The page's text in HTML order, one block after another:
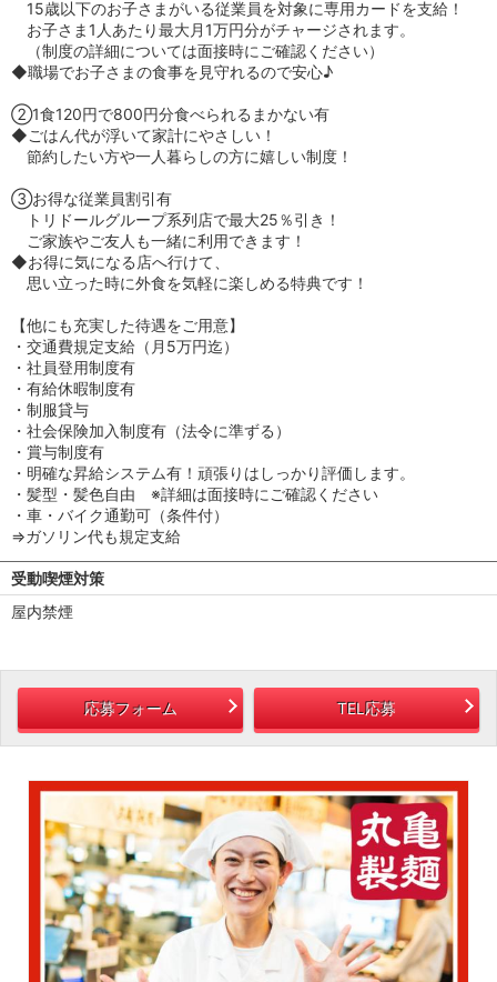
15歳以下のお子さまがいる従業員を対象に専用カードを支給！
お子さま1人あたり最大月1万円分がチャージされます。
（制度の詳細については面接時にご確認ください）
◆職場でお子さまの食事を見守れるので安心♪
②1食120円で800円分食べられるまかない有
◆ごはん代が浮いて家計にやさしい！
節約したい方や一人暮らしの方に嬉しい制度！
③お得な従業員割引有
トリドールグループ系列店で最大25％引き！
ご家族やご友人も一緒に利用できます！
◆お得に気になる店へ行けて、
思い立った時に外食を気軽に楽しめる特典です！
【他にも充実した待遇をご用意】
・交通費規定支給（月5万円迄）
・社員登用制度有
・有給休暇制度有
・制服貸与
・社会保険加入制度有（法令に準ずる）
・賞与制度有
・明確な昇給システム有！頑張りはしっかり評価します。
・髪型・髪色自由 ※詳細は面接時にご確認ください
・車・バイク通勤可（条件付）
⇒ガソリン代も規定支給
受動喫煙対策
屋内禁煙
応募フォーム TEL応募